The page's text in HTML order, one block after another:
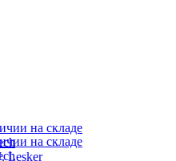
на складе
Lesker
на складе